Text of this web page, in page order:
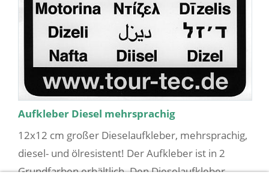
Aufkleber Diesel mehrsprachig
12x12 cm großer Dieselaufkleber, mehrsprachig,
diesel- und ölresistent! Der Aufkleber ist in 2
Grundfarben erhältlich. Den Dieselaufkleber